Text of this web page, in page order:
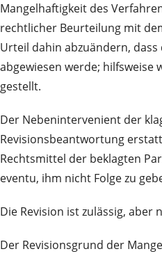
Mangelhaftigkeit des
rechtlicher Beurteilung mit
Urteil dahin abzuändern, dass
abgewiesen werde; hilfsweise
gestellt.
Der Nebenintervenient der
Revisionsbeantwortung
Rechtsmittel der beklagten
eventu, ihm nicht Folge zu
Die Revision ist zulässig, aber
Der Revisionsgrund der